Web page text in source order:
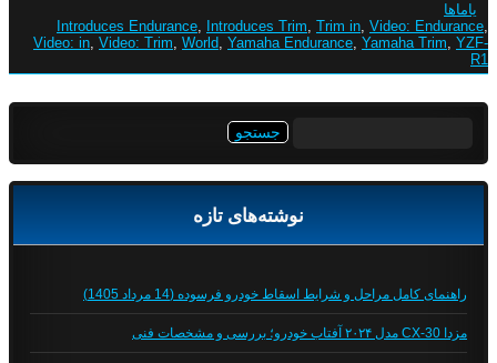
یاماها
Introduces Endurance, Introduces Trim, Trim in, Video: Endurance,
Video: in, Video: Trim, World, Yamaha Endurance, Yamaha Trim, YZF-
R1
نوشته‌های تازه
راهنمای کامل مراحل و شرایط اسقاط خودرو فرسوده (14 مرداد 1405)
مزدا CX-30 مدل ۲۰۲۴ آفتاب خودرو؛ بررسی و مشخصات فنی